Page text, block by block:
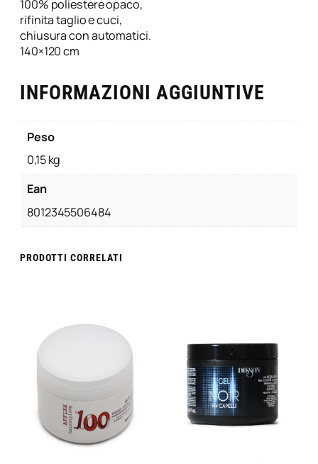
N
e
N
e
o
q
i
100% poliestere opaco,
rifinita taglio e cuci,
chiusura con automatici.
140×120 cm
INFORMAZIONI AGGIUNTIVE
Peso
0,15 kg
Ean
8012345506484
PRODOTTI CORRELATI